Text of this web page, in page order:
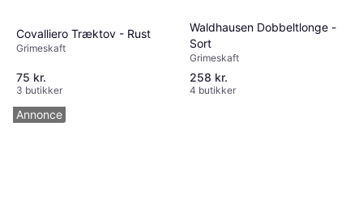
Covalliero Træktov - Rust
Grimeskaft
75 kr.
3 butikker
Waldhausen Dobbeltlonge -
Sort
Grimeskaft
258 kr.
4 butikker
Annonce